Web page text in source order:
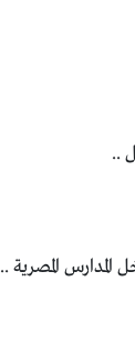
..
المدارس المصرية ..